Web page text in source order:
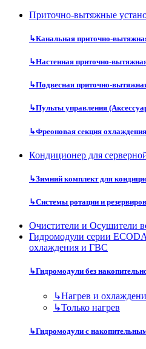
Приточно-вытяжные
↳Канальная приточно-
↳Настенная приточно-
↳Подвесная приточно-
↳Пульты управления
↳Фреоновая секция
Кондиционер для
↳Зимний комплект для
↳Системы ротации и
Очистители и Осушители
Гидромодули серии
охлаждения и ГВС
↳Гидромодули без
↳Нагрев и
↳Только нагрев
↳Гидромодули с